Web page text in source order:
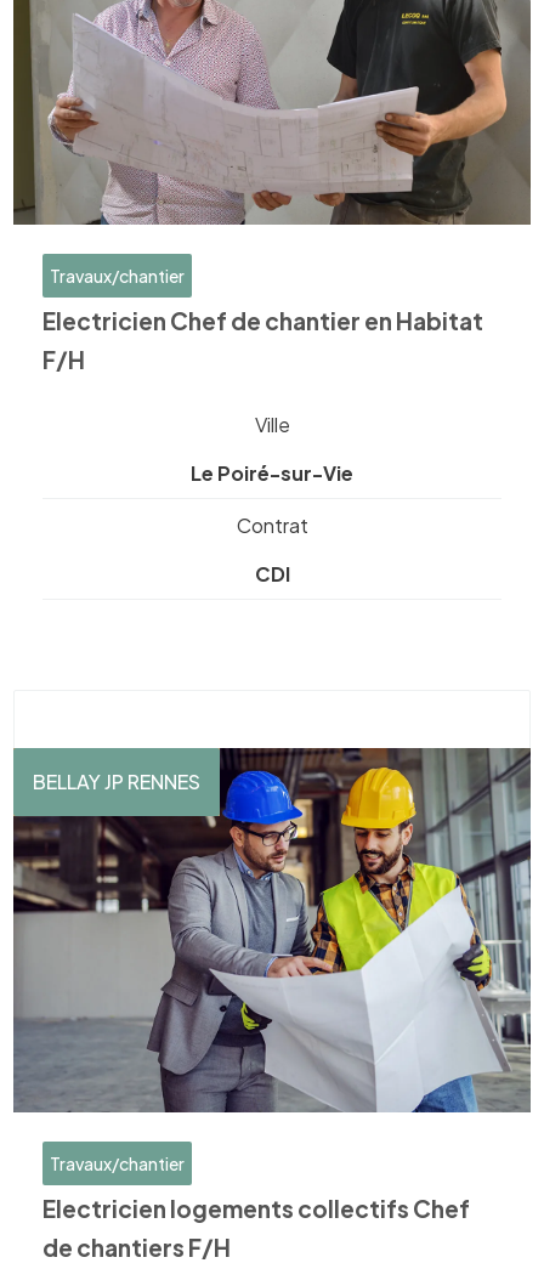
Travaux/chantier
Electricien Chef de chantier en Habitat
F/H
Ville
Le Poiré-sur-Vie
Contrat
CDI
BELLAY JP RENNES
Travaux/chantier
Electricien logements collectifs Chef
de chantiers F/H